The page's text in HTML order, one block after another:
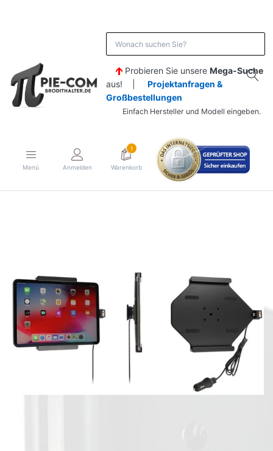
Probieren Sie unsere Mega-Suche
aus! | Projektanfragen &
Großbestellungen
Einfach Hersteller und Modell eingeben.
Menü Anmelden
1
Warenkorb